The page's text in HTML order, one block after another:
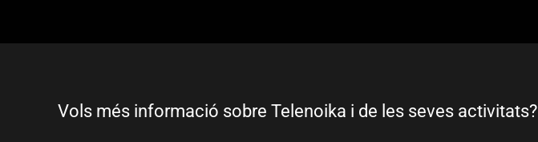
Vols més informació sobre Telenoika i de les seves activitats?